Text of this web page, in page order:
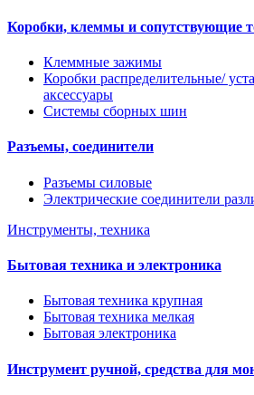
Коробки, клеммы и сопутствующие
Клеммные зажимы
Коробки распределительные/
аксессуары
Системы сборных шин
Разъемы, соединители
Разъемы силовые
Электрические соединители
Инструменты, техника
Бытовая техника и электроника
Бытовая техника крупная
Бытовая техника мелкая
Бытовая электроника
Инструмент ручной, средства для